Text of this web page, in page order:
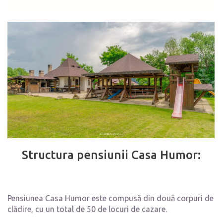
Structura pensiunii Casa Humor:
Pensiunea Casa Humor este compusă din două corpuri de
clădire, cu un total de 50 de locuri de cazare.